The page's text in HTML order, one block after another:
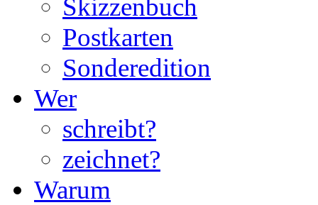
Skizzenbuch
Postkarten
Sonderedition
Wer
schreibt?
zeichnet?
Warum